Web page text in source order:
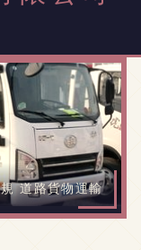
道路貨物運輸